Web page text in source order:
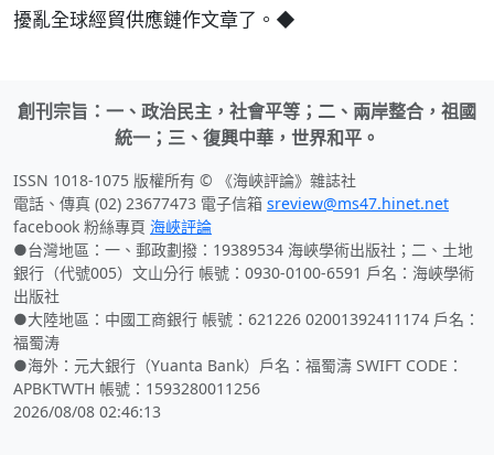
擾亂全球經貿供應鏈作文章了。◆
創刊宗旨：一、政治民主，社會平等；二、兩岸整合，祖國
統一；三、復興中華，世界和平。
ISSN 1018-1075 版權所有 © 《海峽評論》雜誌社
電話、傳真 (02) 23677473 電子信箱 sreview@ms47.hinet.net
facebook 粉絲專頁 海峽評論
●台灣地區：一、郵政劃撥：19389534 海峽學術出版社；二、土地
銀行（代號005）文山分行 帳號：0930-0100-6591 戶名：海峽學術
出版社
●大陸地區：中國工商銀行 帳號：621226 02001392411174 戶名：
福蜀涛
●海外：元大銀行（Yuanta Bank）戶名：福蜀濤 SWIFT CODE：
APBKTWTH 帳號：1593280011256
2026/08/08 02:46:13